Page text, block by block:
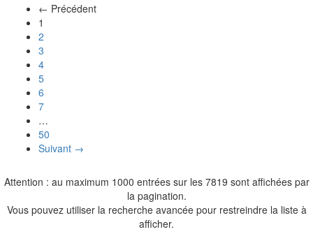
← Précédent
1
2
3
4
5
6
7
…
50
Suivant →
Attention : au maximum 1000 entrées sur les 7819 sont affichées par
la pagination.
Vous pouvez utiliser la recherche avancée pour restreindre la liste à
afficher.